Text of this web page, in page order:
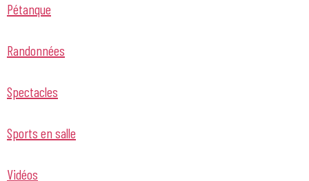
Pétanque
Randonnées
Spectacles
Sports en salle
Vidéos